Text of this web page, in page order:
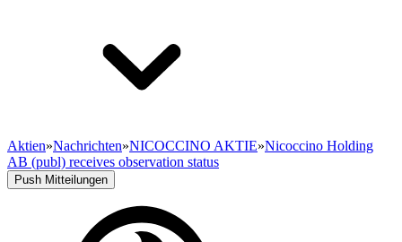
Aktien»Nachrichten»NICOCCINO AKTIE»Nicoccino Holding
AB (publ) receives observation status
Push Mitteilungen